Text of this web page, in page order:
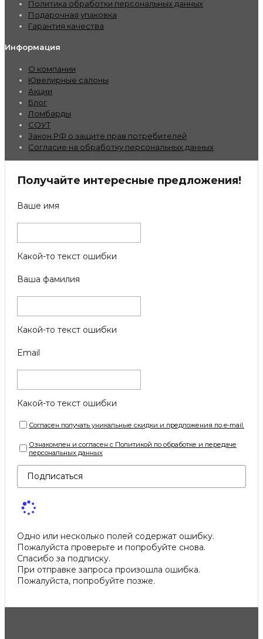
Политика обработки персональных данных
Подарочная упаковка
Гарантия качества
Информация
О компании
Ювелирные салоны
Акции
Блог
Ломбарды
СОУТ
Закон РФ о защите прав потребителей
Согласие на обработку персональных данных
Получайте интересные предложения!
Ваше имя
Какой-то текст ошибки
Ваша фамилия
Какой-то текст ошибки
Email
Какой-то текст ошибки
Согласен получать уникальные скидки и предложения по e-mail.
Ознакомлен и согласен с Политикой по обработке и передаче
персональных данных
Подписаться
Одно или несколько полей содержат ошибку.
Пожалуйста проверьте и попробуйте снова.
Спасибо за подписку.
При отправке запроса произошла ошибка.
Пожалуйста, попробуйте позже.